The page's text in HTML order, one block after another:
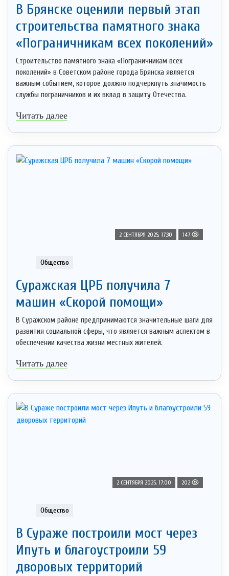
В Брянске оценили первый этап
строительства памятного знака
«Пограничникам всех поколений»
Строительство памятного знака «Пограничникам всех
поколений» в Советском районе города Брянска является
важным событием, которое должно подчеркнуть значимость
службы пограничников и их вклад в защиту Отечества.
Читать далее
2 СЕНТЯБРЯ 2025, 17:30 147
Общество
Суражская ЦРБ получила 7
машин «Скорой помощи»
В Суражском районе предпринимаются значительные шаги для
развития социальной сферы, что является важным аспектом в
обеспечении качества жизни местных жителей.
Читать далее
2 СЕНТЯБРЯ 2025, 17:00 202
Общество
В Сураже построили мост через
Ипуть и благоустроили 59
дворовых территорий